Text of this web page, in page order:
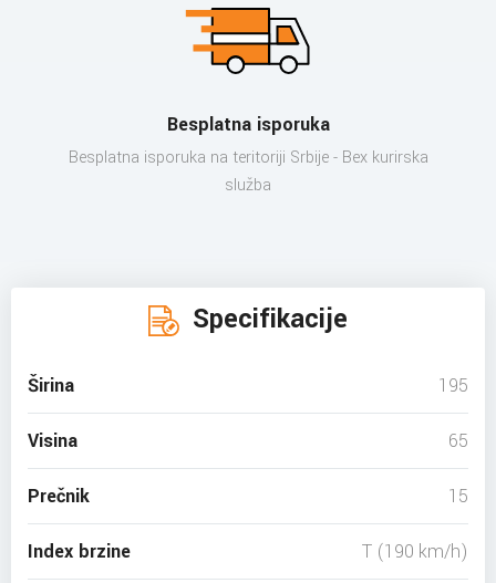
Besplatna isporuka
Besplatna isporuka na teritoriji Srbije - Bex kurirska
služba
Specifikacije
Širina 195
Visina 65
Prečnik 15
Index brzine T (190 km/h)